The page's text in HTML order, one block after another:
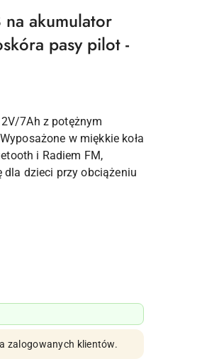
akumulator
pasy pilot -
7Ah z potężnym
w miękkie koła
i Radiem FM,
dla dzieci przy obciążeniu
zalogowanych klientów.